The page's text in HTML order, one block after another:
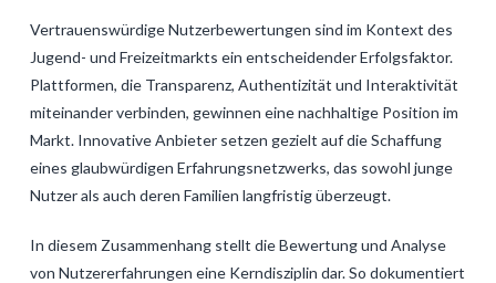
Vertrauenswürdige Nutzerbewertungen sind im Kontext des
Jugend- und Freizeitmarkts ein entscheidender Erfolgsfaktor.
Plattformen, die Transparenz, Authentizität und Interaktivität
miteinander verbinden, gewinnen eine nachhaltige Position im
Markt. Innovative Anbieter setzen gezielt auf die Schaffung
eines glaubwürdigen Erfahrungsnetzwerks, das sowohl junge
Nutzer als auch deren Familien langfristig überzeugt.
In diesem Zusammenhang stellt die Bewertung und Analyse
von Nutzererfahrungen eine Kerndisziplin dar. So dokumentiert